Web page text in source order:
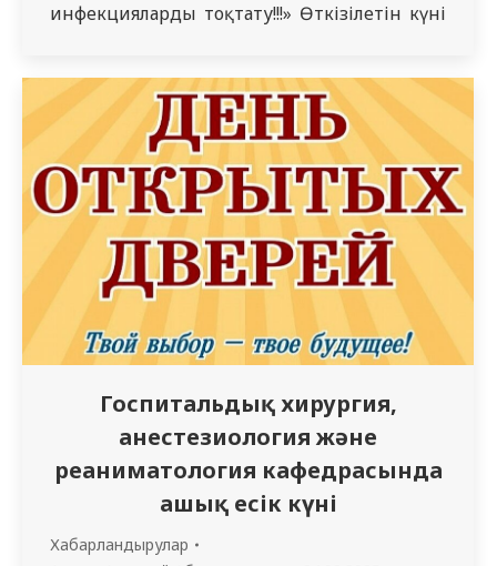
инфекцияларды тоқтату!!!» Өткізілетін күні
залы (ЖХШ корпусы). Қатысушылар: ЖПД
601, 606, 607, 608 топтардың интерндері,
қазіргі уақытта кафедраларда оқытылатын
“жалпы медицина” факультетінің 5103
тобының бакалаврлары.
Госпитальдық хирургия,
анестезиология және
реаниматология кафедрасында
ашық есік күні
Хабарландырулар